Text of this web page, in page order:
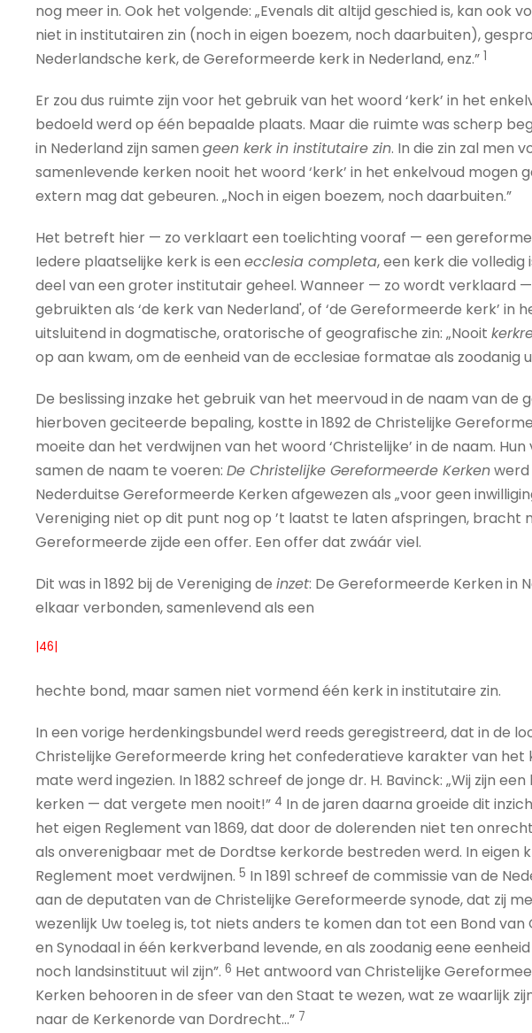
nog meer in. Ook het volgende: „Evenals dit altijd geschied is, kan ook
niet in institutairen zin (noch in eigen boezem, noch daarbuiten),
Nederlandsche kerk, de Gereformeerde kerk in Nederland, enz.” 1
Er zou dus ruimte zijn voor het gebruik van het woord ‘kerk’ in het
bedoeld werd op één bepaalde plaats. Maar die ruimte was scherp
in Nederland zijn samen geen kerk in institutaire zin. In die zin zal men
samenlevende kerken nooit het woord ‘kerk’ in het enkelvoud mogen
extern mag dat gebeuren. „Noch in eigen boezem, noch daarbuiten.”
Het betreft hier — zo verklaart een toelichting vooraf — een
Iedere plaatselijke kerk is een ecclesia completa, een kerk die volledig
deel van een groter institutair geheel. Wanneer — zo wordt verklaard —
gebruikten als ‘de kerk van Nederland', of ‘de Gereformeerde kerk’ in
uitsluitend in dogmatische, oratorische of geografische zin: „Nooit
op aan kwam, om de eenheid van de ecclesiae formatae als zoodanig
De beslissing inzake het gebruik van het meervoud in de naam van de
hierboven geciteerde bepaling, kostte in 1892 de Christelijke
moeite dan het verdwijnen van het woord ‘Christelijke’ in de naam.
samen de naam te voeren: De Christelijke Gereformeerde Kerken
Nederduitse Gereformeerde Kerken afgewezen als „voor geen
Vereniging niet op dit punt nog op ’t laatst te laten afspringen, bracht
Gereformeerde zijde een offer. Een offer dat zwáár viel.
Dit was in 1892 bij de Vereniging de inzet: De Gereformeerde Kerken in
elkaar verbonden, samenlevend als een
|46|
hechte bond, maar samen niet vormend één kerk in institutaire zin.
In een vorige herdenkingsbundel werd reeds geregistreerd, dat in de
Christelijke Gereformeerde kring het confederatieve karakter van het
mate werd ingezien. In 1882 schreef de jonge dr. H. Bavinck: „Wij zijn
kerken — dat vergete men nooit!” 4 In de jaren daarna groeide dit
het eigen Reglement van 1869, dat door de dolerenden niet ten
als onverenigbaar met de Dordtse kerkorde bestreden werd. In eigen
Reglement moet verdwijnen. 5 In 1891 schreef de commissie van de
aan de deputaten van de Christelijke Gereformeerde synode, dat zij
wezenlijk Uw toeleg is, tot niets anders te komen dan tot een Bond
en Synodaal in één kerkverband levende, en als zoodanig eene
noch landsinstituut wil zijn”. 6 Het antwoord van Christelijke
Kerken behooren in de sfeer van den Staat te wezen, wat ze waarlijk
naar de Kerkenorde van Dordrecht...” 7